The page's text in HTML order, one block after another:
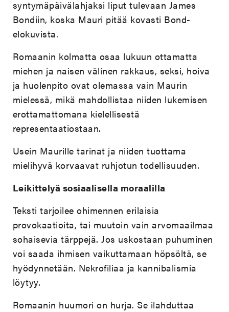
syntymäpäivälahjaksi liput tulevaan James
Bondiin, koska Mauri pitää kovasti Bond-
elokuvista.
Romaanin kolmatta osaa lukuun ottamatta
miehen ja naisen välinen rakkaus, seksi, hoiva
ja huolenpito ovat olemassa vain Maurin
mielessä, mikä mahdollistaa niiden lukemisen
erottamattomana kielellisestä
representaatiostaan.
Usein Maurille tarinat ja niiden tuottama
mielihyvä korvaavat ruhjotun todellisuuden.
Leikittelyä sosiaalisella moraalilla
Teksti tarjoilee ohimennen erilaisia
provokaatioita, tai muutoin vain arvomaailmaa
sohaisevia tärppejä. Jos uskostaan puhuminen
voi saada ihmisen vaikuttamaan höpsöltä, se
hyödynnetään. Nekrofiliaa ja kannibalismia
löytyy.
Romaanin huumori on hurja. Se ilahduttaa